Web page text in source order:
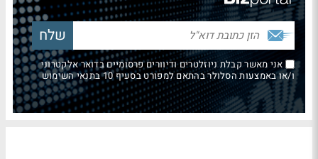
אני מאשר קבלת ניוזלטרים ודיוורים פרסומיים בדואר אלקטרוני
ו/או באמצעות הסלולר בהתאם למפורט בסעיף 10 בתנאי השימוש